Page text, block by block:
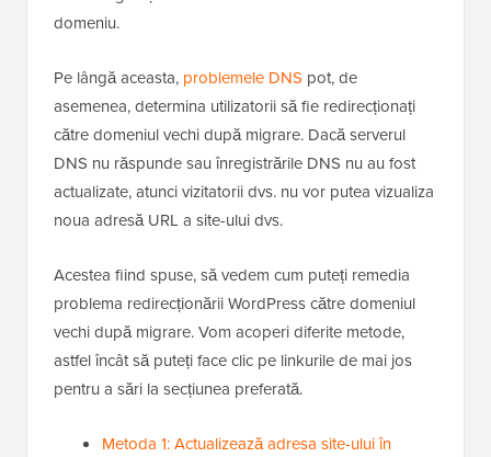
domeniu.
Pe lângă aceasta, problemele DNS pot, de
asemenea, determina utilizatorii să fie redirecționați
către domeniul vechi după migrare. Dacă serverul
DNS nu răspunde sau înregistrările DNS nu au fost
actualizate, atunci vizitatorii dvs. nu vor putea vizualiza
noua adresă URL a site-ului dvs.
Acestea fiind spuse, să vedem cum puteți remedia
problema redirecționării WordPress către domeniul
vechi după migrare. Vom acoperi diferite metode,
astfel încât să puteți face clic pe linkurile de mai jos
pentru a sări la secțiunea preferată.
Metoda 1: Actualizează adresa site-ului în